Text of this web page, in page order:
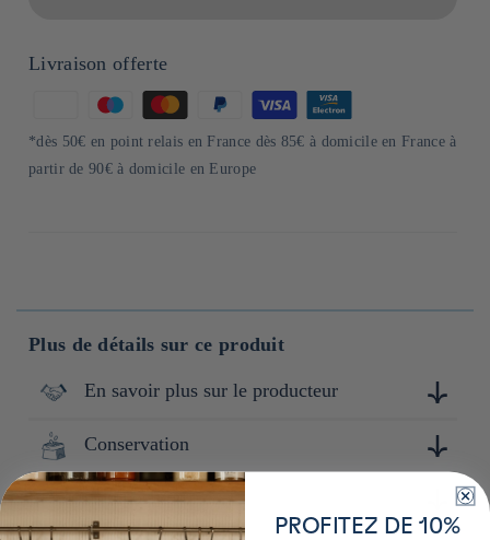
Livraison offerte
de
paiement
*dès 50€ en point relais en France dès 85€ à domicile en France à
partir de 90€ à domicile en Europe
Plus de détails sur ce produit
En savoir plus sur le producteur
Makurazaki est implantée à Concarneau en France depuis
2013 avec l’ambition de transmettre l’authentique
Katsuobushi et la culture du Dashi en Europe. Issue d’un
savoir-faire ancestral de Makurazaki, au Japon, l’entreprise
allie tradition et adaptation aux normes européennes pour
Conservation
Conserver à l'abri de la lumière, de la chaleur et de
l'humidité.
Composition
PROFITEZ DE 10%